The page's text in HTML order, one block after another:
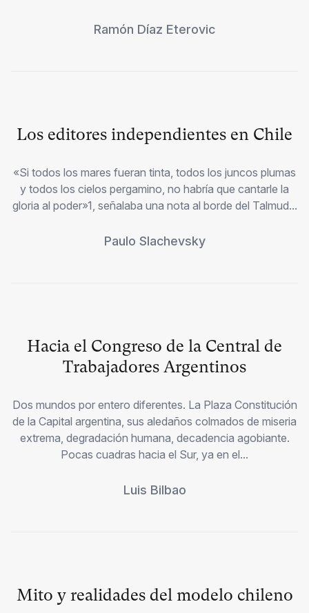
Ramón Díaz Eterovic
Los editores independientes en Chile
«Si todos los mares fueran tinta, todos los juncos plumas
y todos los cielos pergamino, no habría que cantarle la
gloria al poder»1, señalaba una nota al borde del Talmud...
Paulo Slachevsky
Hacia el Congreso de la Central de
Trabajadores Argentinos
Dos mundos por entero diferentes. La Plaza Constitución
de la Capital argentina, sus aledaños colmados de miseria
extrema, degradación humana, decadencia agobiante.
Pocas cuadras hacia el Sur, ya en el...
Luis Bilbao
Mito y realidades del modelo chileno